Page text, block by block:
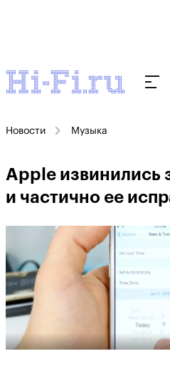
Новости Музыка
Apple извинились
и частично ее